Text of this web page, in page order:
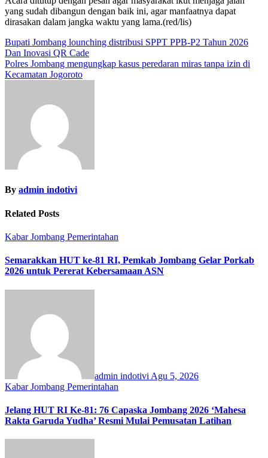
yang sudah dibangun dengan baik ini, agar manfaatnya dapat
dirasakan dalam jangka waktu yang lama.(red/lis)
Navigasi
pos
Bupati Jombang lounching distribusi SPPT PPB-P2 Tahun 2026
Dan Inovasi QR Cade
Polres Jombang mengungkap kasus peredaran miras tanpa izin di
Kecamatan Jogoroto
By admin indotivi
Related Posts
Kabar Jombang Pemerintahan
Semarakkan HUT ke-81 RI, Pemkab Jombang Gelar Porkab
2026 untuk Pererat Kebersamaan ASN
admin indotivi Agu 5, 2026
Kabar Jombang Pemerintahan
Jelang HUT RI Ke-81: 76 Capaska Jombang 2026 ‘Mahesa
Rakta Garuda Yudha’ Resmi Mulai Pemusatan Latihan